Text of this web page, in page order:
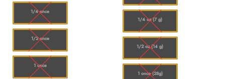
1/4 once
1/2 once
1 once
1/4 oz (7 g)
1/2 oz (14 g)
1 once (28g)